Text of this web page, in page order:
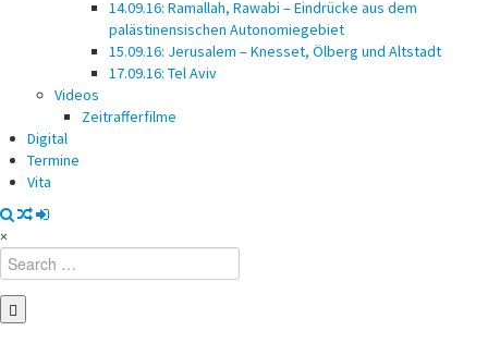
14.09.16: Ramallah, Rawabi – Eindrücke aus dem
palästinensischen Autonomiegebiet
15.09.16: Jerusalem – Knesset, Ölberg und Altstadt
17.09.16: Tel Aviv
Videos
Zeitrafferfilme
Digital
Termine
Vita
×
Search
for: